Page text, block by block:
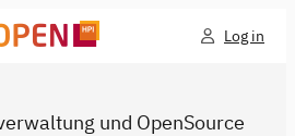
Log in
und OpenSource